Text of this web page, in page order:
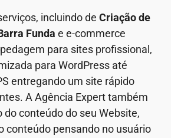
incluindo de Criação de
Funda e e-commerce
para sites profissional,
para WordPress até
entregando um site rápido
A Agência Expert também
do conteúdo do seu Website,
conteúdo pensando no usuário